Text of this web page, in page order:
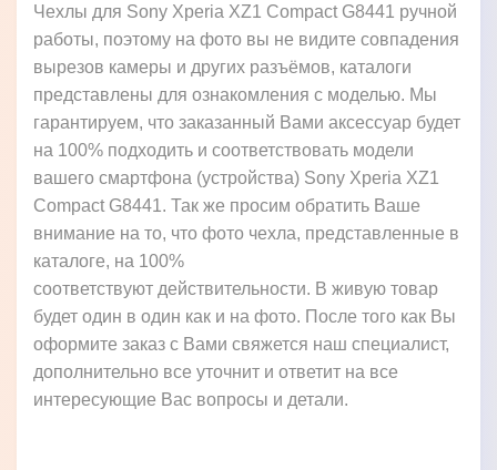
Чехлы для Sony Xperia XZ1 Compact G8441 ручной
работы, поэтому на фото вы не видите совпадения
вырезов камеры и других разъёмов, каталоги
представлены для ознакомления с моделью. Мы
гарантируем, что заказанный Вами аксессуар будет
на 100% подходить и соответствовать модели
вашего смартфона (устройства) Sony Xperia XZ1
Compact G8441. Так же просим обратить Ваше
внимание на то, что фото чехла, представленные в
каталоге, на 100%
соответствуют действительности. В живую товар
будет один в один как и на фото. После того как Вы
оформите заказ с Вами свяжется наш специалист,
дополнительно все уточнит и ответит на все
интересующие Вас вопросы и детали.